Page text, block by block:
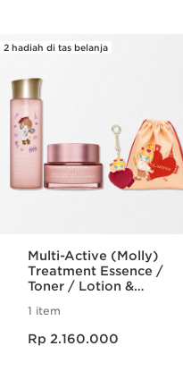
2 hadiah di tas belanja
Multi-Active (Molly)
Treatment Essence /
Toner / Lotion &
Cream (All skin
types)
1 item
Rp 2.160.000